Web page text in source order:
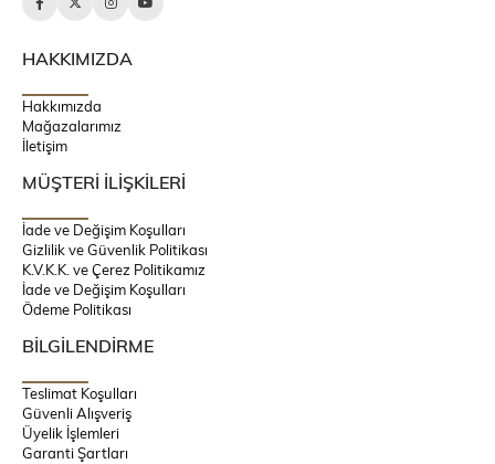
HAKKIMIZDA
Hakkımızda
Mağazalarımız
İletişim
MÜŞTERİ İLİŞKİLERİ
İade ve Değişim Koşulları
Gizlilik ve Güvenlik Politikası
K.V.K.K. ve Çerez Politikamız
İade ve Değişim Koşulları
Ödeme Politikası
BİLGİLENDİRME
Teslimat Koşulları
Güvenli Alışveriş
Üyelik İşlemleri
Garanti Şartları